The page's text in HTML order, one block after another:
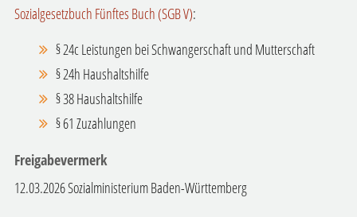
Sozialgesetzbuch Fünftes Buch (SGB V):
§ 24cLeistungen bei Schwangerschaft und Mutterschaft
§ 24h Haushaltshilfe
§ 38 Haushaltshilfe
§ 61 Zuzahlungen
Freigabevermerk
12.03.2026 Sozialministerium Baden-Württemberg